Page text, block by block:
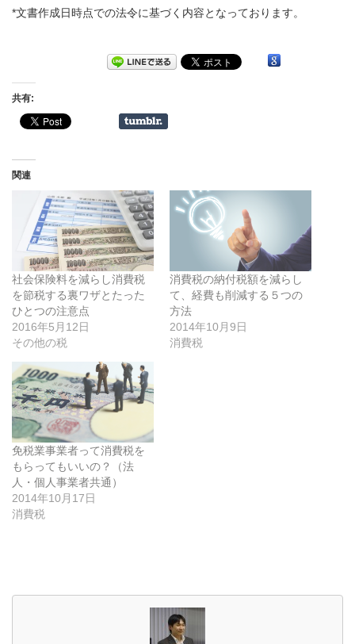
*文書作成日時点での法令に基づく内容となっております。
共有:
関連
社会保険料を減らし消費税
を節税する裏ワザとたった
ひとつの注意点
2016年5月12日
その他の税
消費税の納付税額を減らし
て、経費も削減する５つの
方法
2014年10月9日
消費税
免税業事業者って消費税を
もらってもいいの？（法
人・個人事業者共通）
2014年10月17日
消費税